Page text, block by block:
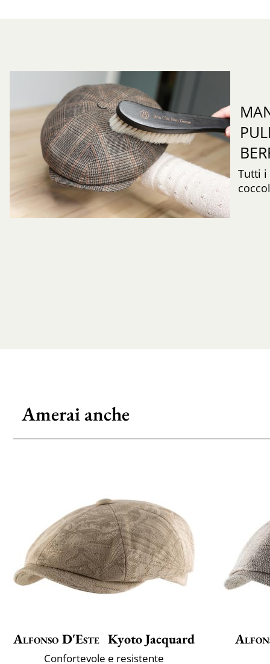
Tutti i
Amerai anche
Alfonso D'Este Kyoto Jacquard
Confortevole e resistente